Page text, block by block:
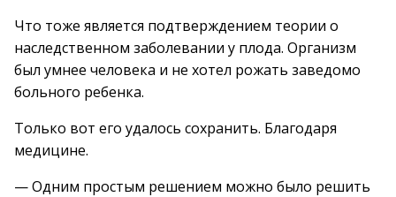
Что тоже является подтверждением теории о
наследственном заболевании у плода. Организм
был умнее человека и не хотел рожать заведомо
больного ребенка.
Только вот его удалось сохранить. Благодаря
медицине.
— Одним простым решением можно было решить